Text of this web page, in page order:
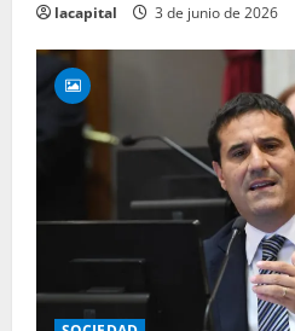
lacapital 3 de junio de 2026